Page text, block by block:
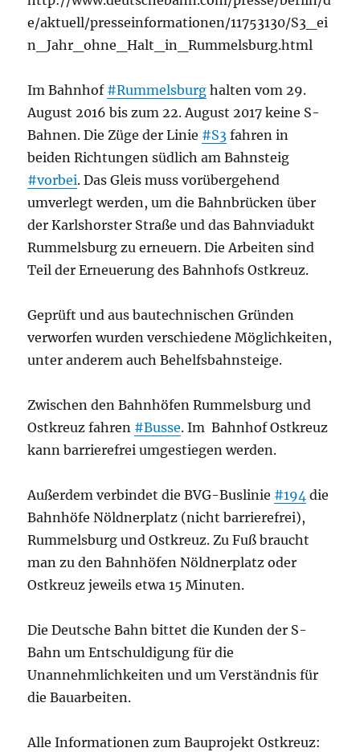
e/aktuell/presseinformationen/11753130/S3_ei
n_Jahr_ohne_Halt_in_Rummelsburg.html
Im Bahnhof #Rummelsburg halten vom 29.
August 2016 bis zum 22. August 2017 keine S-
Bahnen. Die Züge der Linie #S3 fahren in
beiden Richtungen südlich am Bahnsteig
#vorbei. Das Gleis muss vorübergehend
umverlegt werden, um die Bahnbrücken über
der Karlshorster Straße und das Bahnviadukt
Rummelsburg zu erneuern. Die Arbeiten sind
Teil der Erneuerung des Bahnhofs Ostkreuz.
Geprüft und aus bautechnischen Gründen
verworfen wurden verschiedene Möglichkeiten,
unter anderem auch Behelfsbahnsteige.
Zwischen den Bahnhöfen Rummelsburg und
Ostkreuz fahren #Busse. Im Bahnhof Ostkreuz
kann barrierefrei umgestiegen werden.
Außerdem verbindet die BVG-Buslinie #194 die
Bahnhöfe Nöldnerplatz (nicht barrierefrei),
Rummelsburg und Ostkreuz. Zu Fuß braucht
man zu den Bahnhöfen Nöldnerplatz oder
Ostkreuz jeweils etwa 15 Minuten.
Die Deutsche Bahn bittet die Kunden der S-
Bahn um Entschuldigung für die
Unannehmlichkeiten und um Verständnis für
die Bauarbeiten.
Alle Informationen zum Bauprojekt Ostkreuz: